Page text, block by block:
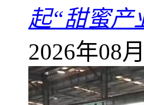
起“甜蜜产
2026年08